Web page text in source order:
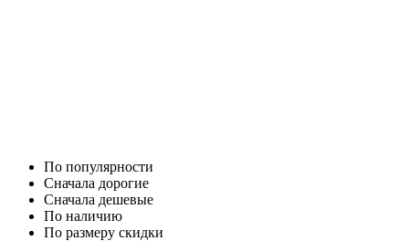
По популярности
Cначала дорогие
Cначала дешевые
По наличию
По размеру скидки